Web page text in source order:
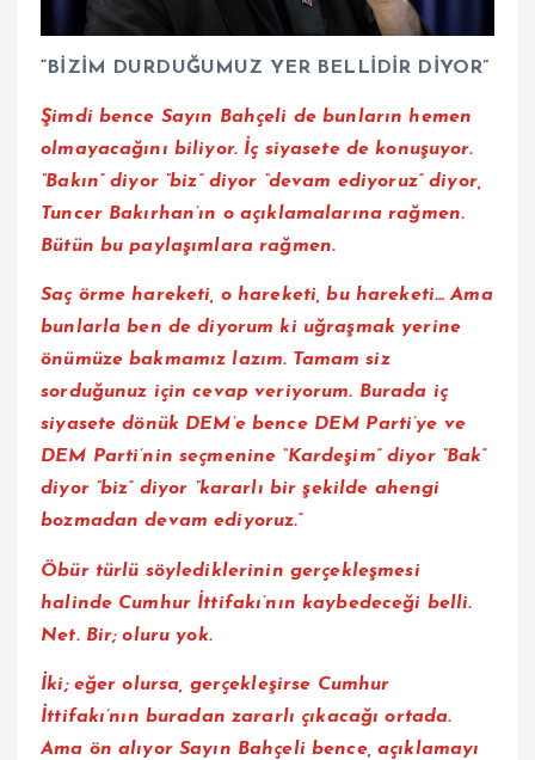
“BİZİM DURDUĞUMUZ YER BELLİDİR DİYOR”
Şimdi bence Sayın Bahçeli de bunların hemen
olmayacağını biliyor. İç siyasete de konuşuyor.
“Bakın” diyor “biz” diyor “devam ediyoruz” diyor,
Tuncer Bakırhan’ın o açıklamalarına rağmen.
Bütün bu paylaşımlara rağmen.
Saç örme hareketi, o hareketi, bu hareketi… Ama
bunlarla ben de diyorum ki uğraşmak yerine
önümüze bakmamız lazım. Tamam siz
sorduğunuz için cevap veriyorum. Burada iç
siyasete dönük DEM’e bence DEM Parti’ye ve
DEM Parti’nin seçmenine “Kardeşim” diyor “Bak”
diyor “biz” diyor “kararlı bir şekilde ahengi
bozmadan devam ediyoruz.”
Öbür türlü söylediklerinin gerçekleşmesi
halinde Cumhur İttifakı’nın kaybedeceği belli.
Net. Bir; oluru yok.
İki; eğer olursa, gerçekleşirse Cumhur
İttifakı’nın buradan zararlı çıkacağı ortada.
Ama ön alıyor Sayın Bahçeli bence, açıklamayı